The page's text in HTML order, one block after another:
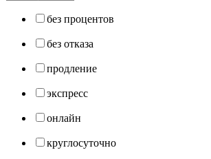
без процентов
без отказа
продление
экспресс
онлайн
круглосуточно